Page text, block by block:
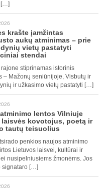
[…]
krašte įamžintas
aukų atminimas – prie
vietų pastatyti
stendai
stiprinamas istorinis
– Mažonų seniūnijoje, Visbutų ir
ir užkasimo vietų pastatyti […]
lentos Vilniuje
laisvės kovotojus, poetą ir
tautų teisuolius
penkios naujos atminimo
Lietuvos laisvei, kultūrai ir
nusipelniusiems žmonėms. Jos
signataro […]